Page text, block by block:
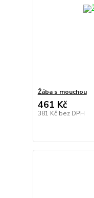
Žába s mouchou
461 Kč
381 Kč bez DPH